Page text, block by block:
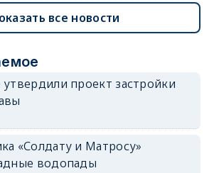
все новости
проект застройки
«Солдату и Матросу»
водопады